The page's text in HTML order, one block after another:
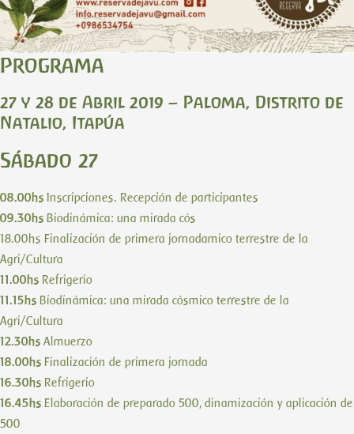
Programa
27 y 28 de Abril 2019 – Paloma, Distrito de
Natalio, Itapúa
Sábado 27
08.00hs Inscripciones. Recepción de participantes
09.30hs Biodinámica: una mirada cós
18.00hs Finalización de primera jornadamico terrestre de la
Agri/Cultura
11.00hs Refrigerio
11.15hs Biodinámica: una mirada cósmico terrestre de la
Agri/Cultura
12.30hs Almuerzo
18.00hs Finalización de primera jornada
16.30hs Refrigerio
16.45hs Elaboración de preparado 500, dinamización y aplicación de
500